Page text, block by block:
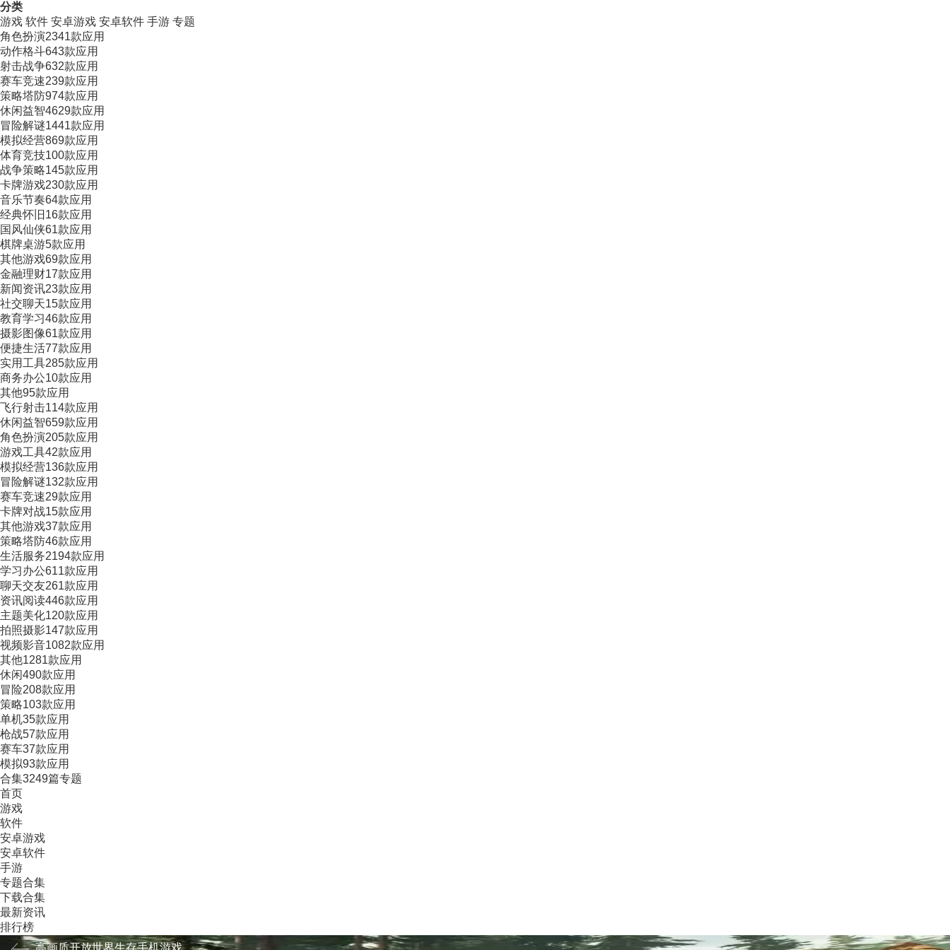
分类
游戏 软件 安卓游戏 安卓软件 手游 专题
角色扮演2341款应用
动作格斗643款应用
射击战争632款应用
赛车竞速239款应用
策略塔防974款应用
休闲益智4629款应用
冒险解谜1441款应用
模拟经营869款应用
体育竞技100款应用
战争策略145款应用
卡牌游戏230款应用
音乐节奏64款应用
经典怀旧 16款应用
国风仙侠61款应用
棋牌桌游5款应用
其他游戏69款应用
金融理财17款应用
新闻资讯23款应用
社交聊天15款应用
教育学习46款应用
摄影图像61款应用
便捷生活77款应用
实用工具285款应用
商务办公10款应用
其他95款应用
飞行射击114款应用
休闲益智659款应用
角色扮演205款应用
游戏工具42款应用
模拟经营136款应用
冒险解谜132款应用
赛车竞速29款应用
卡牌对战15款应用
其他游戏37款应用
策略塔防46款应用
生活服务2194款应用
学习办公611款应用
聊天交友261款应用
资讯阅读446款应用
主题美化120款应用
拍照摄影147款应用
视频影音1082款应用
其他1281款应用
休闲490款应用
冒险208款应用
策略103款应用
单机35款应用
枪战57款应用
赛车37款应用
模拟93款应用
合集3249篇专题
首页
游戏
软件
安卓游戏
安卓软件
手游
专题合集
下载合集
最新资讯
排行榜
高画质开放世界生存手机游戏
很多玩家都比较喜欢玩法自由度非常高的生存冒险手游，小编这里为大家整理出了高画质开放世界生存手机游戏，大型手机单机生存游戏下载，游戏中你可以自由探索地图中的每个场景，单人冒险、多人联机自由选